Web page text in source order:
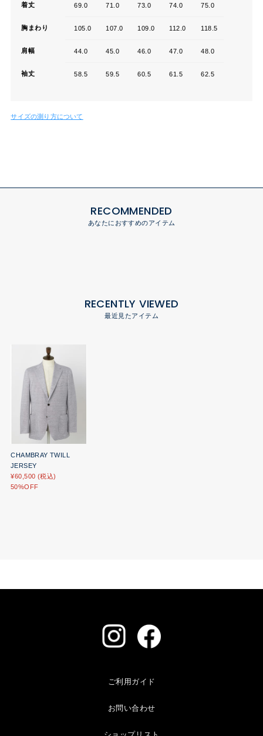
着丈 69.0 71.0 73.0 74.0 75.0
胸まわり 105.0 107.0 109.0 112.0 118.5
肩幅 44.0 45.0 46.0 47.0 48.0
袖丈 58.5 59.5 60.5 61.5 62.5
サイズの測り方について
RECOMMENDED
あなたにおすすめのアイテム
RECENTLY VIEWED
最近見たアイテム
CHAMBRAY TWILL
JERSEY
¥60,500 (税込)
50%OFF
ご利用ガイド
お問い合わせ